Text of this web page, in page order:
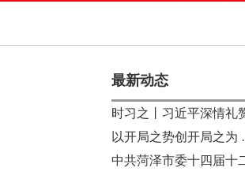
最新动态
时习之丨习近平深情礼
以开局之势创开局之为
中共菏泽市委十四届十